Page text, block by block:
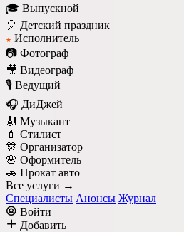
🎓 Выпускной
🎈 Детский праздник
★ Исполнитель
📷 Фотограф
🎥 Видеограф
🎙️ Ведущий
🎧 ДиДжей
🎻 Музыкант
💄 Стилист
🎊 Организатор
🌸 Оформитель
🚗 Прокат авто
Все услуги →
Специалисты Анонсы Журнал
Войти
Добавить